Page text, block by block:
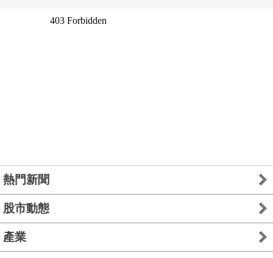
熱門新聞
股市動態
產業